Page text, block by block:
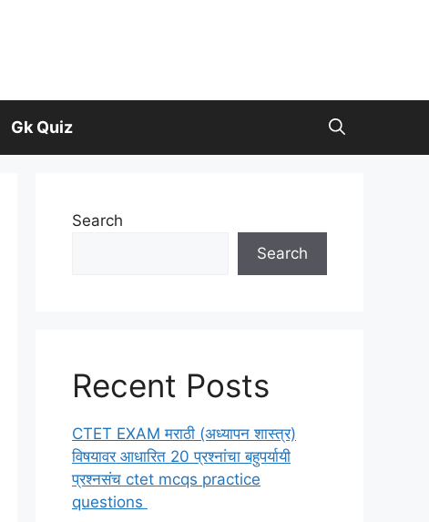
Gk Quiz
Search
Search
Recent Posts
CTET EXAM मराठी (अध्यापन शास्त्र)
विषयावर आधारित 20 प्रश्नांचा बहुपर्यायी
प्रश्नसंच ctet mcqs practice
questions